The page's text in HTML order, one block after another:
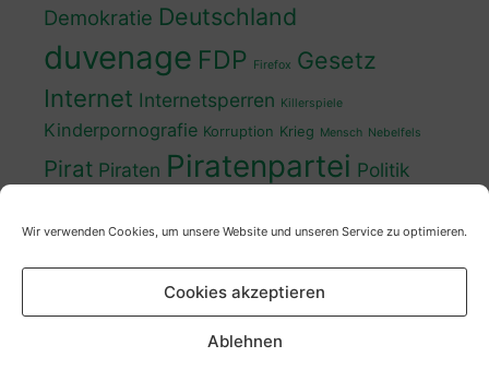
Wir verwenden Cookies, um unsere Website und unseren Service zu optimieren.
Cookies akzeptieren
Ablehnen
Demokratie Deutschland
duvenage FDP Firefox Gesetz
Internet Internetsperren Killerspiele
Kinderpornografie Korruption Krieg Mensch Nebelfels
Pirat Piraten Piratenpartei Politik
Wahlkampf Wahlprogramm Wähler
Zensur Zensursula Überwachung